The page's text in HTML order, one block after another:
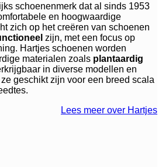
schoenenmerk dat al sinds 1953
en hoogwaardige
zich op het creëren van schoenen
zijn, met een focus op
Hartjes schoenen worden
materialen zoals plantaardig
in diverse modellen en
geschikt zijn voor een breed scala
Lees meer over Hartjes